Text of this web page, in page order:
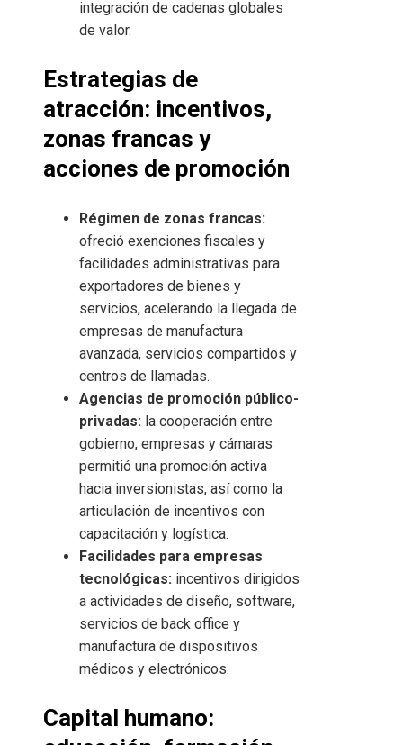
integración de cadenas globales
de valor.
Estrategias de
atracción: incentivos,
zonas francas y
acciones de promoción
Régimen de zonas francas:
ofreció exenciones fiscales y
facilidades administrativas para
exportadores de bienes y
servicios, acelerando la llegada de
empresas de manufactura
avanzada, servicios compartidos y
centros de llamadas.
Agencias de promoción público-
privadas: la cooperación entre
gobierno, empresas y cámaras
permitió una promoción activa
hacia inversionistas, así como la
articulación de incentivos con
capacitación y logística.
Facilidades para empresas
tecnológicas: incentivos dirigidos
a actividades de diseño, software,
servicios de back office y
manufactura de dispositivos
médicos y electrónicos.
Capital humano: